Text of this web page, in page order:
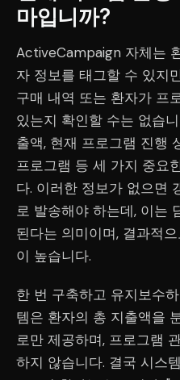
마입니까?
ActiveCampaign 자체는
자 정보를 태그할 수 있지
구매 내역 또는 환자가 프
있는지 확인할 수는 없습
출액, 현재 프로그램 진행
프로그램 등 세 가지 중요
다. 이러한 정보가 없으면
로 발송해야 하는데, 이는
된다는 의미이며, 결과적
이 높습니다.
한 번 구축하고 유지보수
템은 환자의 총 지출액을
로만 제공하며, 프로그램
하지 않습니다. 결국 시스